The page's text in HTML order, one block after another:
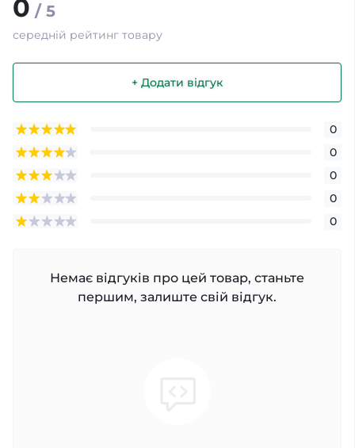
0 / 5
середній рейтинг товару
+ Додати відгук
0
0
0
0
0
Немає відгуків про цей товар, станьте
першим, залиште свій відгук.